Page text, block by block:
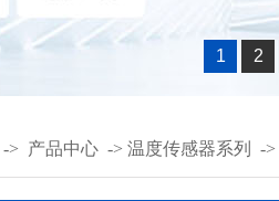
1 2
-> 产品中心 -> 温度传感器系列 ->